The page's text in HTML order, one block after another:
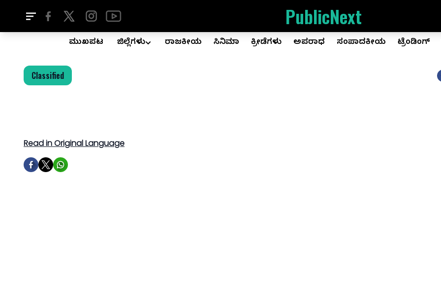
PublicNext
ಮುಖಪುಟ ಜಿಲ್ಲೆಗಳು ರಾಜಕೀಯ ಸಿನಿಮಾ ಕ್ರೀಡೆಗಳು ಅಪರಾಧ ಸಂಪಾದಕೀಯ ಟ್ರೆಂಡಿಂಗ್
Classified
Read in Original Language